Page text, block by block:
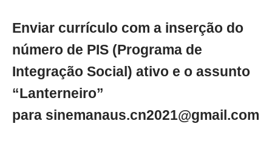
Enviar currículo com a inserção do
número de PIS (Programa de
Integração Social) ativo e o assunto
“Lanterneiro”
para sinemanaus.cn2021@gmail.com